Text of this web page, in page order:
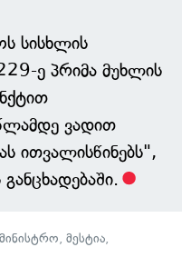
სისხლის
ე პრიმა მუხლის
ვადით
ითვალისწინებს",
, მესტია,